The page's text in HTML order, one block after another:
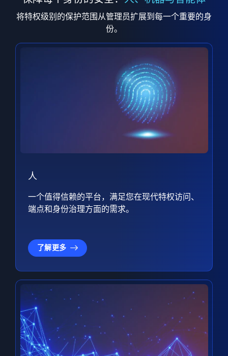
将特权级别的保护范围从管理员扩展到每一个重要的身
份。
人
一个值得信赖的平台，满足您在现代特权访问、
端点和身份治理方面的需求。
了解更多